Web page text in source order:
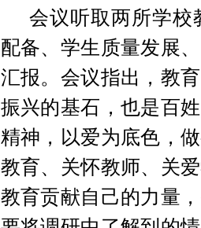
会议听取两所学校
配备、学生质量发展、
汇报。 会议指出，教
振兴的基石，也是百
精神，以爱为底色，
教育、关怀教师、关
教育贡献自己的力量